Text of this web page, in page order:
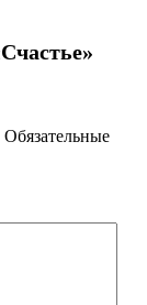
Обязательные